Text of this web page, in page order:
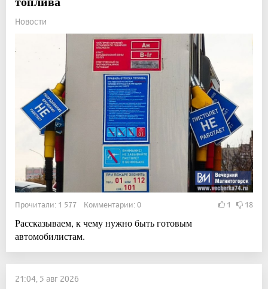
Новости
Прочитали: 1 577 Комментарии: 0 1 18
Рассказываем, к чему нужно быть готовым
автомобилистам.
21:04, 5 авг 2026